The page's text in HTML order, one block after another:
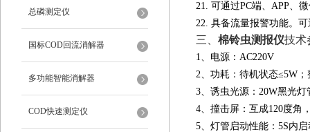
总磷测定仪
国标COD回流消解器
多功能智能消解器
COD快速测定仪
21. 可通过PC端、APP、
22. 具备流量报警功能。
三、 棉铃虫测报仪技术
1、电源：AC220V
2、功耗：待机状态≤5W；
3、诱虫光源：20W黑光灯
4、撞击屏：互成120度角
5、灯管启动性能：5S内启